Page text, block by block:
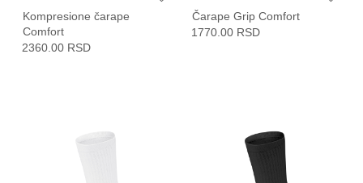
Kompresione čarape
Comfort
2360.00 RSD
Čarape Grip Comfort
1770.00 RSD